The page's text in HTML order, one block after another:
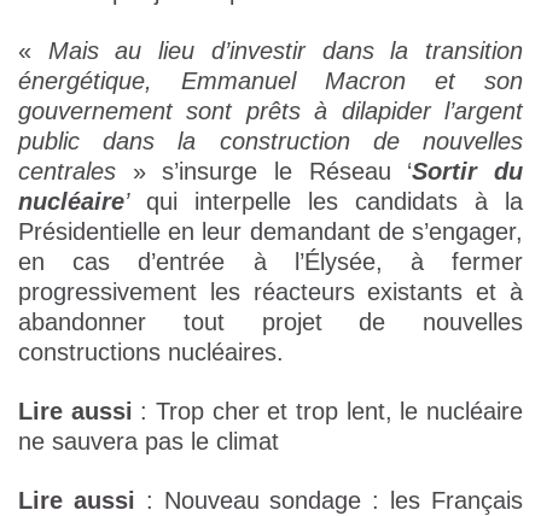
« Mais au lieu d’investir dans la transition
énergétique, Emmanuel Macron et son
gouvernement sont prêts à dilapider l’argent
public dans la construction de nouvelles
centrales » s’insurge le Réseau ‘Sortir du
nucléaire’qui interpelle les candidats à la
Présidentielle en leur demandant de s’engager,
en cas d’entrée à l’Élysée, à fermer
progressivement les réacteurs existants et à
abandonner tout projet de nouvelles
constructions nucléaires.
Lire aussi : Trop cher et trop lent, le nucléaire
ne sauvera pas le climat
Lire aussi : Nouveau sondage : les Français